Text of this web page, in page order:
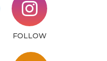
FOLLOW